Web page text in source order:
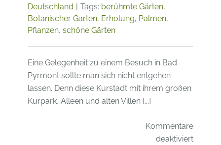
Deutschland | Tags: berühmte Gärten,
Botanischer Garten, Erholung, Palmen,
Pflanzen, schöne Gärten
Eine Gelegenheit zu einem Besuch in Bad
Pyrmont sollte man sich nicht entgehen
lassen. Denn diese Kurstadt mit ihrem großen
Kurpark, Alleen und alten Villen [...]
Kommentare
deaktiviertfür